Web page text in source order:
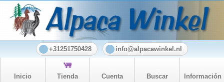
+31251750428 info@alpacawinkel.nl
Inicio Tienda Cuenta Buscar Información